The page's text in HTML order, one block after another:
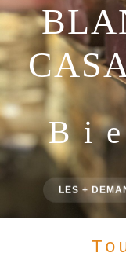
B i
LES +